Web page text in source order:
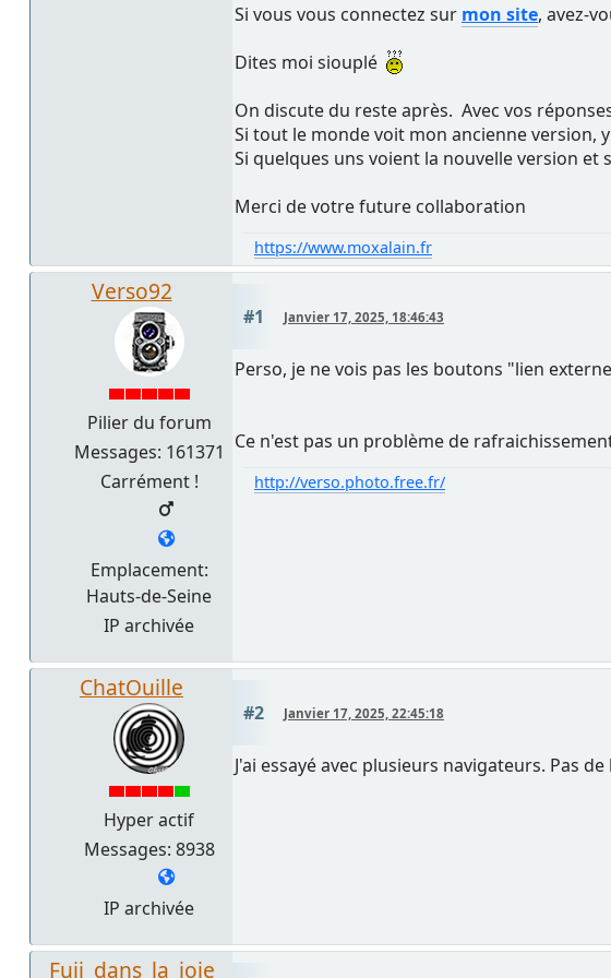
Si vous vous connectez sur mon site, avez-
Dites moi siouplé
On discute du reste après. Avec vos
Si tout le monde voit mon ancienne version,
Si quelques uns voient la nouvelle version
Merci de votre future collaboration
https://www.moxalain.fr
Verso92
Pilier du forum
Messages: 161371
Carrément !
Emplacement:
Hauts-de-Seine
IP archivée
#1 Janvier 17, 2025, 18:46:43
Perso, je ne vois pas les boutons "lien
Ce n'est pas un problème de
http://verso.photo.free.fr/
ChatOuille
Hyper actif
Messages: 8938
IP archivée
#2 Janvier 17, 2025, 22:45:18
J'ai essayé avec plusieurs navigateurs. Pas
Fuji_dans_la_joie